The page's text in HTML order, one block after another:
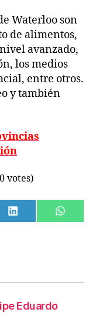
Waterloo son
de alimentos,
avanzado,
los medios
entre otros.
y también
votes)
SHARE
ON
L
I
SHARE
ON
W
H
Eduardo